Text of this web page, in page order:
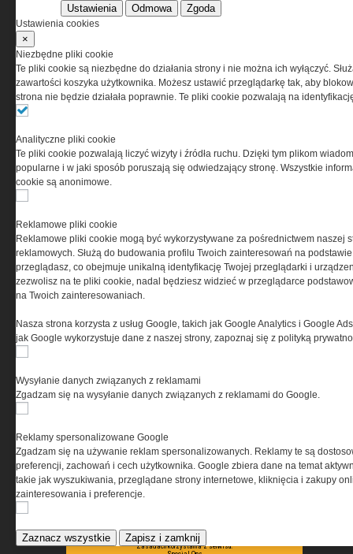
Korzystanie z portalu jest równoznaczne
z zaakceptowaniem warunków ustanowionych
odpowiedzialnością Spółka komandytowa, nr KRS:
0000537655, NIP 1132860378, REGON 146393437
(zwana dalej Grupa MEDIUM) w postaci Regulaminu.
Ta witryna wykorzystuje pliki cookies do przechowywania
informacji na Twoim komputerze. Pliki cookies stosujemy
w celu świadczenia usług na najwyższym poziomie,
w tym w sposób dostosowany do indywidualnych potrzeb.
Korzystanie z witryny bez zmiany ustawień dotyczących
urządzeniu końcowym. W każdym momencie możesz
dokonać zmiany ustawień przeglądarki dotyczących
prywatnościorazinformacją o cookies
rozpowszechnianie artykułów zabronione. Korzystanie z serwisu i
zamieszczonych w nim utworów i danych wyłącznie na zasadach określonych w
Zasadach korzystania z serwisu.
Ustawienia Odmowa Zgoda
Ustawienia cookies
×
Niezbędne pliki cookie
Te pliki cookie są niezbędne do działania strony i nie można ich wyłączyć.
zawartości koszyka użytkownika. Możesz ustawić przeglądarkę tak, aby
strona nie będzie działała poprawnie. Te pliki cookie pozwalają na
Analityczne pliki cookie
Te pliki cookie pozwalają liczyć wizyty i źródła ruchu. Dzięki tym plikom
popularne i w jaki sposób poruszają się odwiedzający stronę. Wszystkie
cookie są anonimowe.
Reklamowe pliki cookie
Reklamowe pliki cookie mogą być wykorzystywane za pośrednictwem naszej
reklamowych. Służą do budowania profilu Twoich zainteresowań na
przeglądasz, co obejmuje unikalną identyfikację Twojej przeglądarki i
zezwolisz na te pliki cookie, nadal będziesz widzieć w przeglądarce
na Twoich zainteresowaniach.
Nasza strona korzysta z usług Google, takich jak Google Analytics i Google
jak Google wykorzystuje dane z naszej strony, zapoznaj się z polityką
Wysyłanie danych związanych z reklamami
Zgadzam się na wysyłanie danych związanych z reklamami do Google.
Reklamy spersonalizowane Google
Zgadzam się na używanie reklam spersonalizowanych. Reklamy te są
preferencji, zachowań i cech użytkownika. Google zbiera dane na temat
takie jak wyszukiwania, przeglądane strony internetowe, kliknięcia i zakupy
zainteresowania i preferencje.
Zaznacz wszystkie Zapisz i zamknij